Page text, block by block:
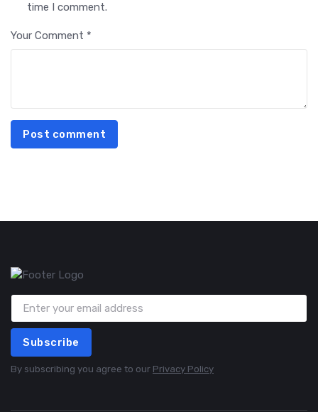
time I comment.
Your Comment *
Post comment
Subscribe
By subscribing you agree to our Privacy Policy